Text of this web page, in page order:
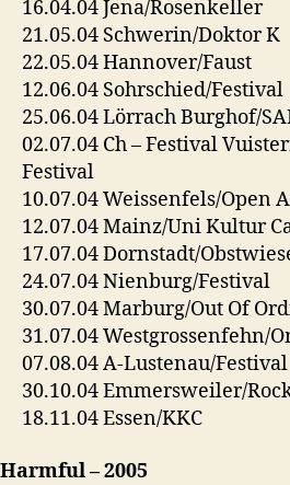
16.04.04 Jena/Rosenkeller
21.05.04 Schwerin/Doktor K
22.05.04 Hannover/Faust
12.06.04 Sohrschied/Festival
25.06.04 Lörrach Burghof/
02.07.04 Ch – Festival
Festival
10.07.04 Weissenfels/Open
12.07.04 Mainz/Uni Kultur
17.07.04 Dornstadt/
24.07.04 Nienburg/Festival
30.07.04 Marburg/Out Of
31.07.04 Westgrossenfehn/
07.08.04 A-Lustenau/Festival
30.10.04 Emmersweiler/
18.11.04 Essen/KKC
Harmful – 2005